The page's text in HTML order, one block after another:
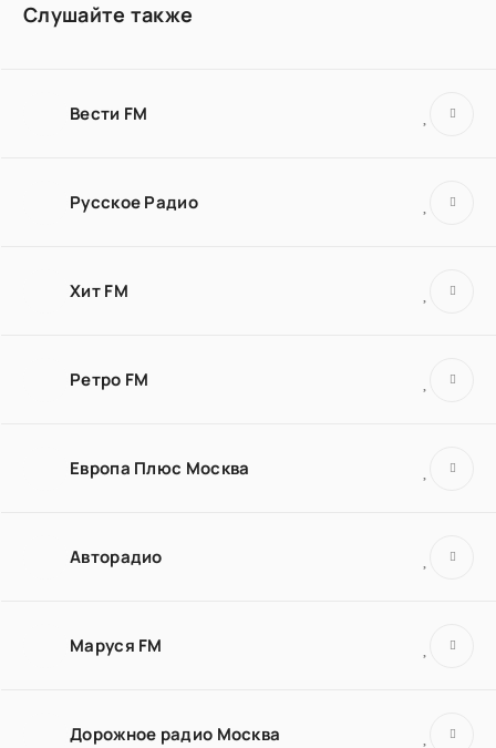
Слушайте также
Вести FM
Русское Радио
Хит FM
Ретро FM
Европа Плюс Москва
Авторадио
Маруся FM
Дорожное радио Москва